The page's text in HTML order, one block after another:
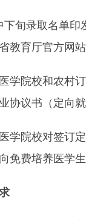
录取名单印发
教育厅官方网站
院校和农村订
协议书（定向
院校对签订定
免费培养医学